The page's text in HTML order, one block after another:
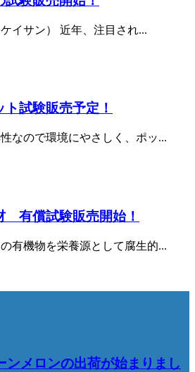
イサン） 近年、注目され...
試験販売予定！
なので環境にやさしく、ポッ...
有償試験販売開始！
有機物を栄養源として腐生的...
メロンの出荷が始まりまし